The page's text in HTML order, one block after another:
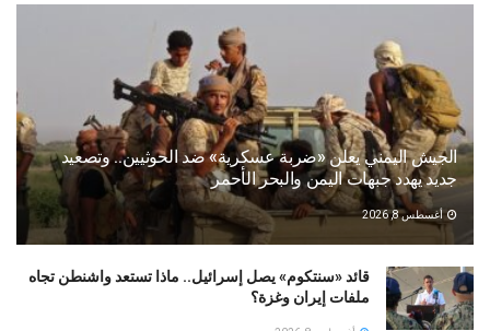
الجيش اليمني يعلن «ضربة عسكرية» ضد الحوثيين.. وتصعيد
جديد يهدد جبهات اليمن والبحر الأحمر
أغسطس 8, 2026
قائد «سنتكوم» يصل إسرائيل.. ماذا تستعد واشنطن تجاه
ملفات إيران وغزة؟